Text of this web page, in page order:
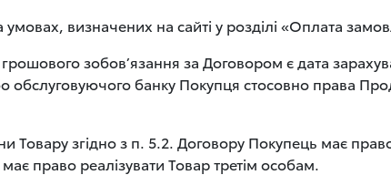
визначених на сайті у розділі «Оплата
зобов’язання за Договором є дата
обслуговуючого банку Покупця стосовно права
Товару згідно з п. 5.2. Договору Покупець має
право реалізувати Товар третім особам.